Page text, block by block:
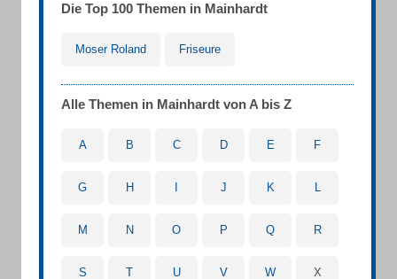
Die Top 100 Themen in Mainhardt
Moser Roland Friseure
Alle Themen in Mainhardt von A bis Z
A B C D E F
G H J K L
M N O P Q R
S T U V W X